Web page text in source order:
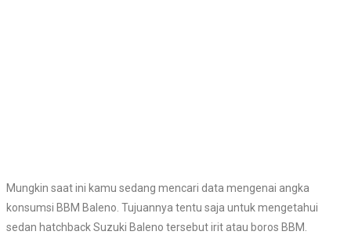
Mungkin saat ini kamu sedang mencari data mengenai angka
konsumsi BBM Baleno. Tujuannya tentu saja untuk mengetahui
sedan hatchback Suzuki Baleno tersebut irit atau boros BBM.